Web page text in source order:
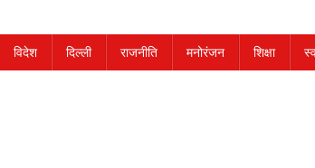
विदेश दिल्ली राजनीति मनोरंजन शिक्षा